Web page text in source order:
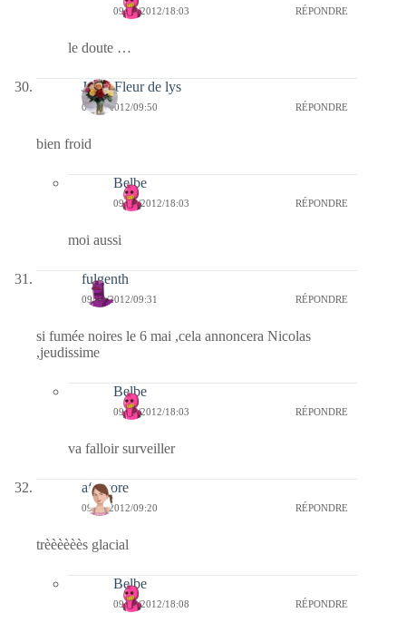
09/02/2012/18:03 RÉPONDRE
le doute …
Jaffy-Fleur de lys
09/02/2012/09:50 RÉPONDRE
bien froid
Belbe
09/02/2012/18:03 RÉPONDRE
moi aussi
fulgenth
09/02/2012/09:31 RÉPONDRE
si fumée noires le 6 mai ,cela annoncera Nicolas
,jeudissime
Belbe
09/02/2012/18:03 RÉPONDRE
va falloir surveiller
afaurore
09/02/2012/09:20 RÉPONDRE
trèèèèèès glacial
Belbe
09/02/2012/18:08 RÉPONDRE